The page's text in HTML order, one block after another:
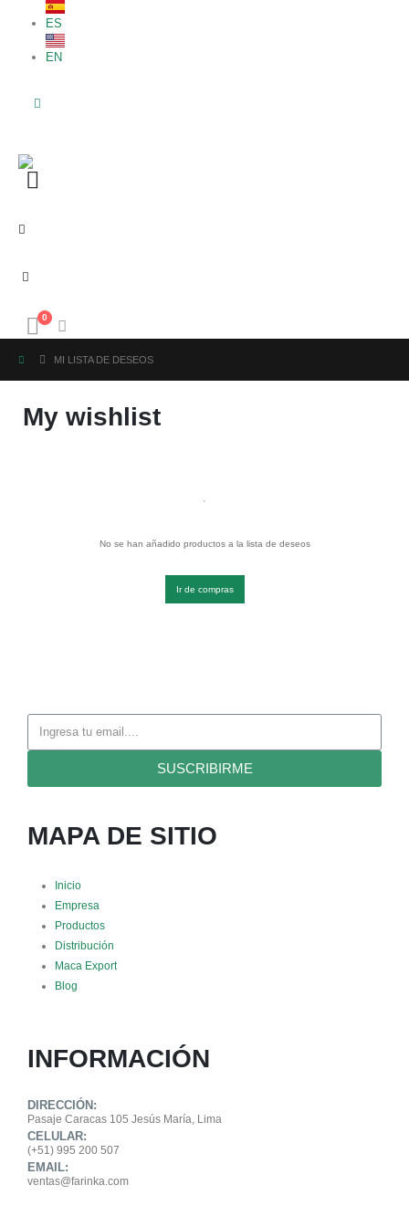
ES
EN
0
MI LISTA DE DESEOS
My wishlist
No se han añadido productos a la lista de deseos
Ir de compras
SUSCRIBIRME
MAPA DE SITIO
Inicio
Empresa
Productos
Distribución
Maca Export
Blog
INFORMACIÓN
DIRECCIÓN:
Pasaje Caracas 105 Jesús María, Lima
CELULAR:
(+51) 995 200 507
EMAIL:
ventas@farinka.com